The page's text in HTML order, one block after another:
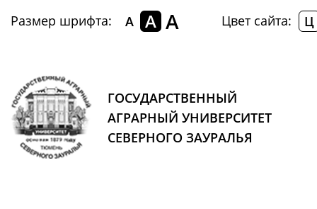
Размер шрифта: A A A Цвет сайта: Ц
ГОСУДАРСТВЕННЫЙ
АГРАРНЫЙ УНИВЕРСИТЕТ
СЕВЕРНОГО ЗАУРАЛЬЯ